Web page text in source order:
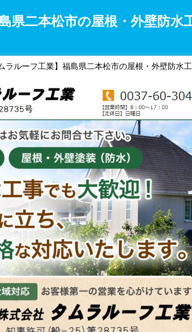
県二本松市の屋根・外壁防水
ラルーフ工業】福島県二本松市の屋根・外壁防水